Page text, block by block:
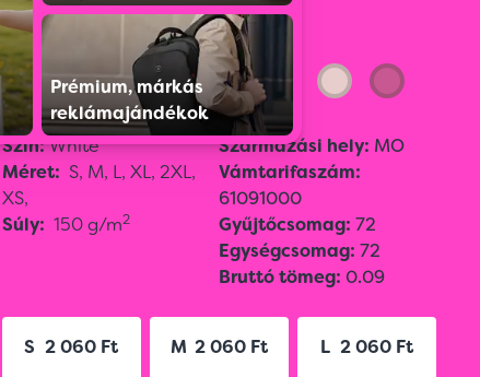
Prémium, márkás
reklámajándékok
Színválaszték:
Szín:White
Méret: S, M, L, XL, 2XL,
XS,
Súly: 150 g/m2
Származási hely: MO
Vámtarifaszám:
61091000
Gyűjtőcsomag: 72
Egységcsomag: 72
Bruttó tömeg: 0.09
S 2 060 Ft M 2 060 Ft L 2 060 Ft